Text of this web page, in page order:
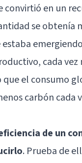
convirtió en un
se obtenía
cada vez
el consumo
carbón cada
de un
. Prueba de